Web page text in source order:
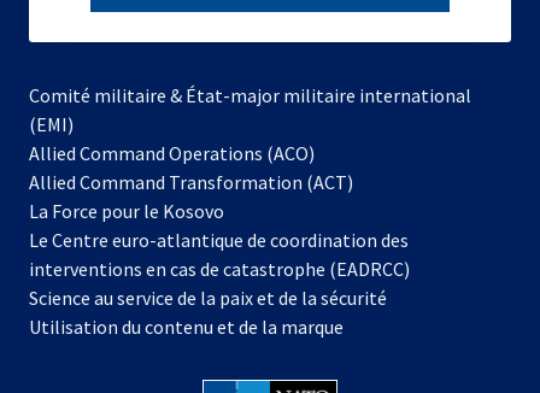
Comité militaire & État-major militaire international
(EMI)
Allied Command Operations (ACO)
dans
nouvel
onglet
Allied Command Transformation (ACT)
La Force pour le Kosovo
dans
un
nouvel
onglet
Le Centre euro-atlantique de coordination des
interventions en cas de catastrophe (EADRCC)
Science au service de la paix et de la sécurité
Utilisation du contenu et de la marque